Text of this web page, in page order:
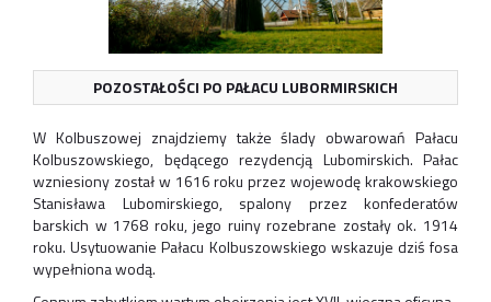
POZOSTAŁOŚCI PO PAŁACU LUBORMIRSKICH
W Kolbuszowej znajdziemy także ślady obwarowań Pałacu
Kolbuszowskiego, będącego rezydencją Lubomirskich. Pałac
wzniesiony został w 1616 roku przez wojewodę krakowskiego
Stanisława Lubomirskiego, spalony przez konfederatów
barskich w 1768 roku, jego ruiny rozebrane zostały ok. 1914
roku. Usytuowanie Pałacu Kolbuszowskiego wskazuje dziś fosa
wypełniona wodą.